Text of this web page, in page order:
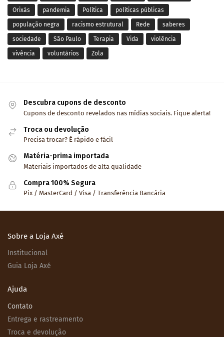
Orixás pandemia Política políticas públicas
população negra racismo estrutural Rede saberes
sociedade São Paulo Terapia Vida violência
vivência voluntários Zola
Descubra cupons de desconto
Cupons de desconto revelados nas mídias sociais. Fique alerta!
Troca ou devolução
Precisa trocar? É rápido e fácil
Matéria-prima importada
Materiais importados de alta qualidade
Compra 100% Segura
Pix / MasterCard / Visa / Transferência Bancária
Sobre a Loja Axé
Institucional
Guia Loja Axé
Ajuda
Contato
Entrega e rastreamento
Troca e devolução